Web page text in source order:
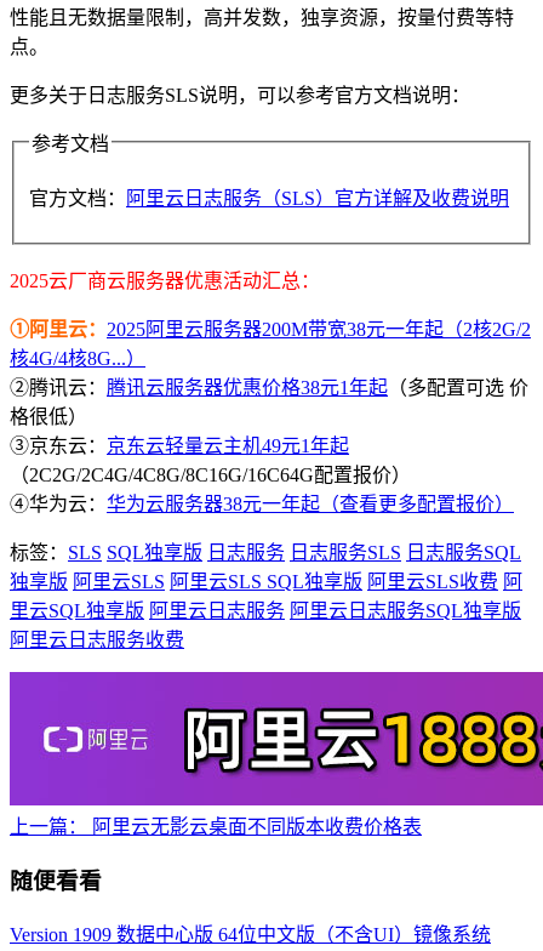
性能且无数据量限制，高并发数，独享资源，按量付费等特
点。
更多关于日志服务SLS说明，可以参考官方文档说明：
参考文档
官方文档： 阿里云日志服务（SLS）官方详解及收费说明
2025云厂商云服务器优惠活动汇总：
①阿里云： 2025阿里云服务器200M带宽38元一年起（2核2G/2
核4G/4核8G...）
②腾讯云： 腾讯云服务器优惠价格38元1年起 （多配置可选 价
格很低）
③京东云： 京东云轻量云主机49元1年起
（2C2G/2C4G/4C8G/8C16G/16C64G配置报价）
④华为云： 华为云服务器38元一年起（查看更多配置报价）
标签： SLS SQL独享版 日志服务 日志服务SLS 日志服务SQL
独享版 阿里云SLS 阿里云SLS SQL独享版 阿里云SLS收费 阿
里云SQL独享版 阿里云日志服务 阿里云日志服务SQL独享版
阿里云日志服务收费
上一篇： 阿里云无影云桌面不同版本收费价格表
随便看看
Version 1909 数据中心版 64位中文版（不含UI）镜像系统